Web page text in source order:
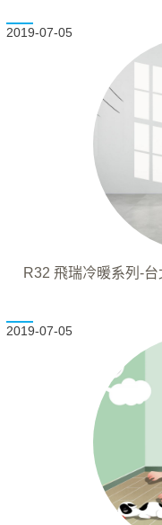
2019-07-05
R32 飛瑞冷暖系列-
2019-07-05